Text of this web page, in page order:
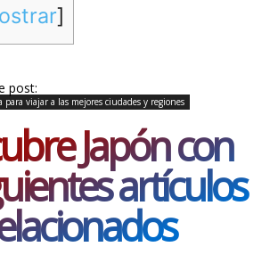
]
post:
viajar a las mejores ciudades y regiones
Japón con
artículos